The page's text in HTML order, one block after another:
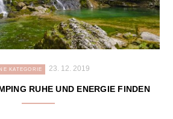
KATEGORIE 23. 12. 2019
RUHE UND ENERGIE FINDEN